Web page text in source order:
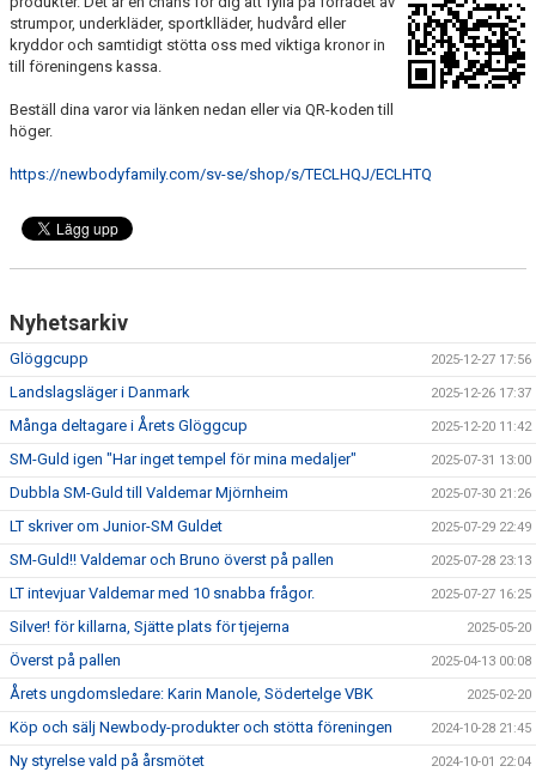
DOKUMENT & BLANKETTER
SPONSORER
BÖRJA SPELA, AVGIFTER, BLI MEDLEM
strumpor, underkläder, sportklläder, hudvård eller
kryddor och samtidigt stötta oss med viktiga kronor in
till föreningens kassa.
Beställ dina varor via länken nedan eller via QR-koden till
höger.
https://newbodyfamily.com/sv-se/shop/s/TECLHQJ/ECLHTQ
Nyhetsarkiv
Glöggcupp 2025-12-27 17:56
Landslagsläger i Danmark 2025-12-26 17:37
Många deltagare i Årets Glöggcup 2025-12-20 11:42
SM-Guld igen "Har inget tempel för mina medaljer" 2025-07-31 13:00
Dubbla SM-Guld till Valdemar Mjörnheim 2025-07-30 21:26
LT skriver om Junior-SM Guldet 2025-07-29 22:49
SM-Guld!! Valdemar och Bruno överst på pallen 2025-07-28 23:13
LT intevjuar Valdemar med 10 snabba frågor. 2025-07-27 16:25
Silver! för killarna, Sjätte plats för tjejerna 2025-05-20
Överst på pallen 2025-04-13 00:08
Årets ungdomsledare: Karin Manole, Södertelge VBK 2025-02-20
Köp och sälj Newbody-produkter och stötta föreningen 2024-10-28 21:45
Ny styrelse vald på årsmötet 2024-10-01 22:04